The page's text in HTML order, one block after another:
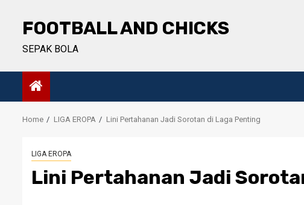
contentFOOTBALL AND CHICKS
SEPAK BOLA
Home LIGA EROPA Lini Pertahanan Jadi Sorotan di Laga Penting
LIGA EROPA
Lini Pertahanan Jadi